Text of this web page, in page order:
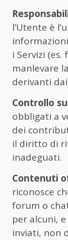
l’Utente è
i Servizi
manlevare
derivanti
Controllo
obbligati a
dei
il diritto di
inadeguati.
Contenuti
riconosce
forum o
per alcuni,
inviati, non